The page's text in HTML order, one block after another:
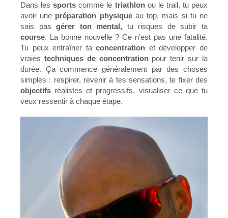
Dans lessportscomme le triathlonou le trail, tu peux
avoir une préparation physiqueau top, mais si tu ne
sais pasgérer ton mental, tu risques de subir ta
course. La bonne nouvelle ? Ce n’est pas une fatalité.
Tu peux entraîner taconcentration et développer de
vraies techniques de concentrationpour tenir sur la
durée. Ça commence généralement par des choses
simples : respirer, revenir à tes sensations, te fixer des
objectifs réalistes et progressifs, visualiser ce que tu
veux ressentir à chaque étape.